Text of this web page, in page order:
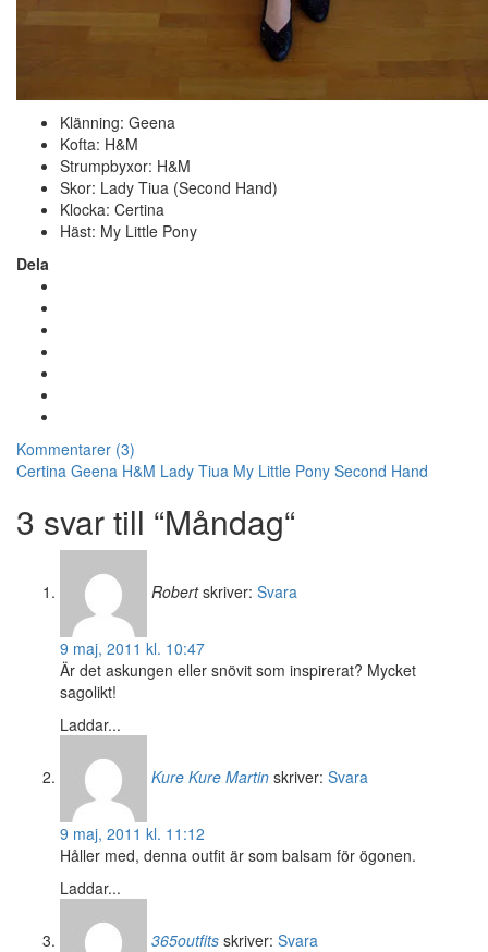
Klänning: Geena
Kofta: H&M
Strumpbyxor: H&M
Skor: Lady Tiua (Second Hand)
Klocka: Certina
Häst: My Little Pony
Dela
Kommentarer (3)
Certina Geena H&M Lady Tiua My Little Pony Second Hand
3 svar till “Måndag“
Robert skriver: Svara
9 maj, 2011 kl. 10:47
Är det askungen eller snövit som inspirerat? Mycket
sagolikt!
Laddar...
Kure Kure Martin skriver: Svara
9 maj, 2011 kl. 11:12
Håller med, denna outfit är som balsam för ögonen.
Laddar...
365outfits skriver: Svara